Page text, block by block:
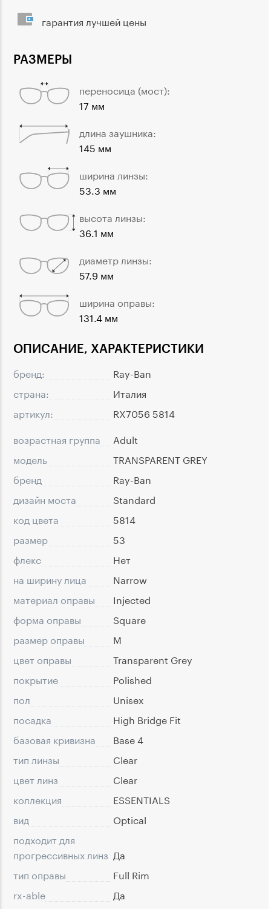
ОПИСАНИЕ, ХАРАКТЕРИСТИКИ
бренд:
Ray-Ban
страна:
Италия
артикул:
RX7056 5814
возрастная группа
Adult
модель
TRANSPARENT GREY
бренд
Ray-Ban
дизайн моста
Standard
код цвета
5814
размер
53
флекс
Нет
на ширину лица
Narrow
материал оправы
Injected
форма оправы
Square
размер оправы
M
цвет оправы
Transparent Grey
покрытие
Polished
пол
Unisex
посадка
High Bridge Fit
базовая кривизна
Base 4
тип линзы
Clear
цвет линз
Clear
коллекция
ESSENTIALS
вид
Optical
подходит для
прогрессивных линз Да
тип оправы
Full Rim
rx-able
Да
РАЗМЕРЫ
переносица (мост):
17 мм
длина заушника:
145 мм
ширина линзы:
53.3 мм
высота линзы:
36.1 мм
диаметр линзы:
57.9 мм
ширина оправы:
131.4 мм
гарантия лучшей цены